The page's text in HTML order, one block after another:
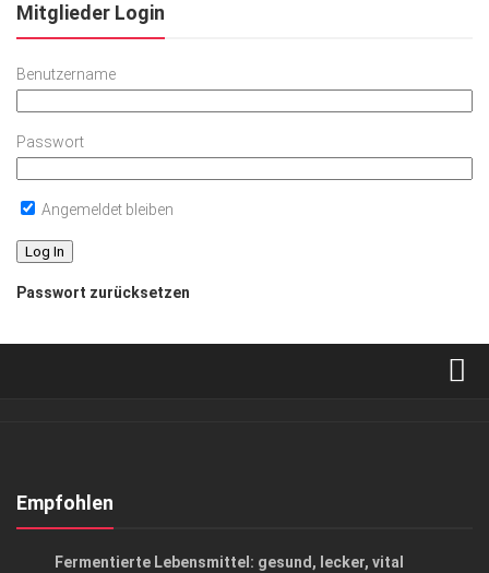
Mitglieder Login
Benutzername
Passwort
Angemeldet bleiben
Passwort zurücksetzen
Kontakt, Impressum
Empfohlen
Fermentierte Lebensmittel: gesund, lecker, vital